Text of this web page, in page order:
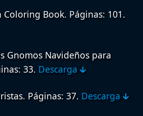
Coloring Book. Páginas: 101.
Gnomos Navideños para
33. Descarga 🡳
Páginas: 37. Descarga 🡳